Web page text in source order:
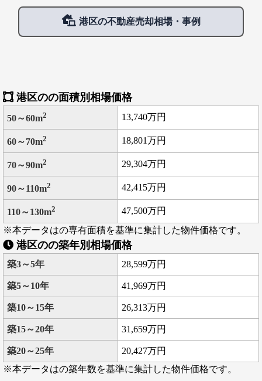
港区の不動産売却相場・事例
港区のの面積別相場価格
50～60m2 13,740万円
60～70m2 18,801万円
70～90m2 29,304万円
90～110m2 42,415万円
110～130m2
47,500万円
※本データはの専有面積を基準に集計した物件価格です。
港区のの築年別相場価格
築3～5年 28,599万円
築5～10年 41,969万円
築10～15年 26,313万円
築15～20年 31,659万円
築20～25年
20,427万円
※本データはの築年数を基準に集計した物件価格です。